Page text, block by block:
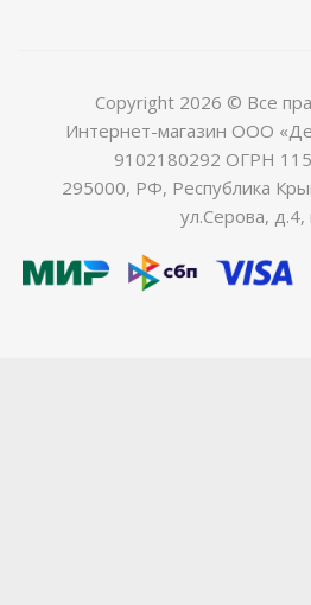
Copyright 2026 © Все
Интернет-магазин ООО
9102180292 ОГРН
295000, РФ, Республика
ул.Серова, д.4,